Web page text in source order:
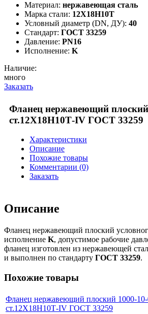
Материал: нержавеющая сталь
Марка стали: 12Х18Н10Т
Условный диаметр (DN, ДУ): 40
Стандарт: ГОСТ 33259
Давление: PN16
Исполнение: K
Наличие:
много
Заказать
Фланец нержавеющий
ст.12Х18Н10Т-IV ГОСТ 33259
Характеристики
Описание
Похожие товары
Комментарии (0)
Заказать
Описание
Фланец нержавеющий плоский
исполнение K, допустимое рабочие
фланец изготовлен из нержавеющей
и выполнен по стандарту ГОСТ 33259.
Похожие товары
Фланец нержавеющий плоский 1000-
ст.12Х18Н10Т-IV ГОСТ 33259